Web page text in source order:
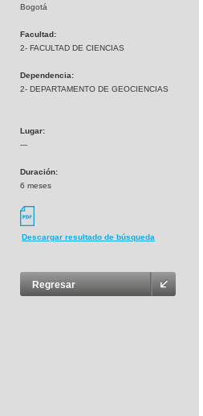
Bogotá
Facultad:
2- FACULTAD DE CIENCIAS
Dependencia:
2- DEPARTAMENTO DE GEOCIENCIAS
Lugar:
---
Duración:
6 meses
Descargar resultado de búsqueda
Regresar